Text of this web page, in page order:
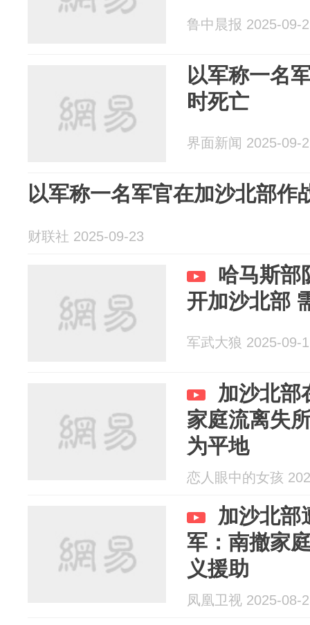
鲁中晨报 2025-09-
以军称一名
时死亡
界面新闻 2025-09-
以军称一名军官在加沙北部作
财联社 2025-09-23
哈马斯部
开加沙北部
军武大狼 2025-09-
加沙北部
家庭流离失
为平地
恋人眼中的女孩
加沙北部
军：南撤家
义援助
凤凰卫视 2025-08-